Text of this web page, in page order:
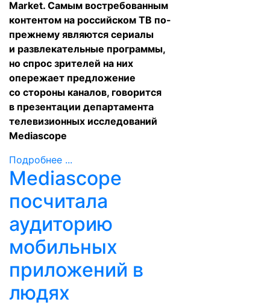
Market. Самым востребованным
контентом на российском ТВ по-
прежнему являются сериалы
и развлекательные программы,
но спрос зрителей на них
опережает предложение
со стороны каналов, говорится
в презентации департамента
телевизионных исследований
Mediascope
Подробнее ...
Mediascope
посчитала
аудиторию
мобильных
приложений в
людях